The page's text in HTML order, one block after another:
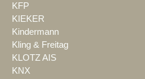
KFP
KIEKER
Kindermann
Kling & Freitag
KLOTZ AIS
KNX